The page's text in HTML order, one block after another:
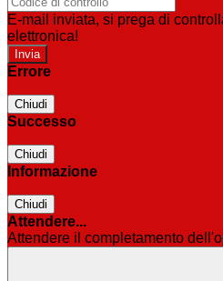
E-mail inviata, si prega di
elettronica!
Errore
Chiudi
Successo
Chiudi
Informazione
Chiudi
Attendere...
Attendere il completamento